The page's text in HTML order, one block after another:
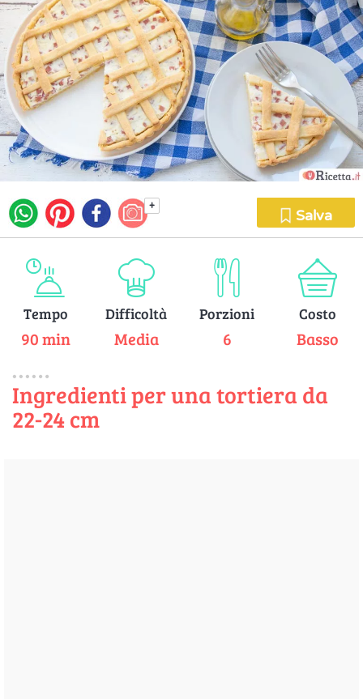
+
Salva
Tempo
90 min
Difficoltà
Media
Porzioni
6
Costo
Basso
Ingredienti per una tortiera da
22-24 cm